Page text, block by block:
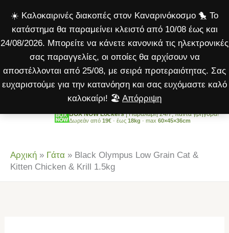
☀️ Καλοκαιρινές διακοπές στον Καναρινόκοσμο 🐤 Το
κατάστημα θα παραμείνει κλειστό από 10/08 έως και
24/08/2026. Μπορείτε να κάνετε κανονικά τις ηλεκτρονικές
σας παραγγελίες, οι οποίες θα αρχίσουν να
αποστέλλονται από 25/08, με σειρά προτεραιότητας. Σας
ευχαριστούμε για την κατανόηση και σας ευχόμαστε καλό
καλοκαίρι! 🏖️ Απόρριψη
στο
περιεχόμενο
BOX NOW Lockers| Παραλαβή 24/7, πάντα γρήγορα!
Δωρεάν από 19€ · έως 18kg · max 60×45×36cm
Αρχική » Γάτα » Black Olympus Low Grain Cat &
Kitten Chicken & Krill 1.5kg
Grain
Cat
&
Kitten
Chicken
&
1.5kg